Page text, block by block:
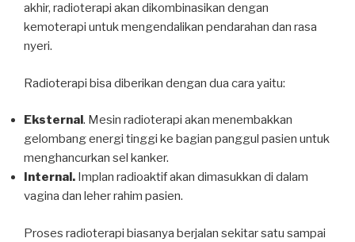
akhir, radioterapi akan dikombinasikan dengan
kemoterapi untuk mengendalikan pendarahan dan rasa
nyeri.
Radioterapi bisa diberikan dengan dua cara yaitu:
Eksternal. Mesin radioterapi akan menembakkan
gelombang energi tinggi ke bagian panggul pasien untuk
menghancurkan sel kanker.
Internal. Implan radioaktif akan dimasukkan di dalam
vagina dan leher rahim pasien.
Proses radioterapi biasanya berjalan sekitar satu sampai